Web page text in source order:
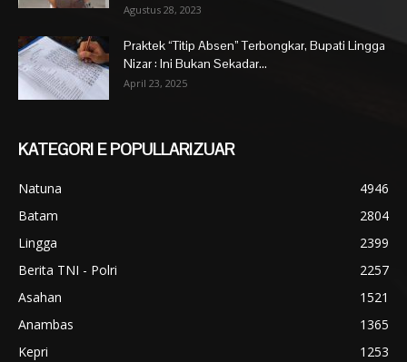
Agustus 28, 2023
Praktek “Titip Absen” Terbongkar, Bupati Lingga
Nizar : Ini Bukan Sekadar...
April 23, 2025
KATEGORI E POPULLARIZUAR
Natuna
4946
Batam
2804
Lingga
2399
Berita TNI - Polri
2257
Asahan
1521
Anambas
1365
Kepri
1253